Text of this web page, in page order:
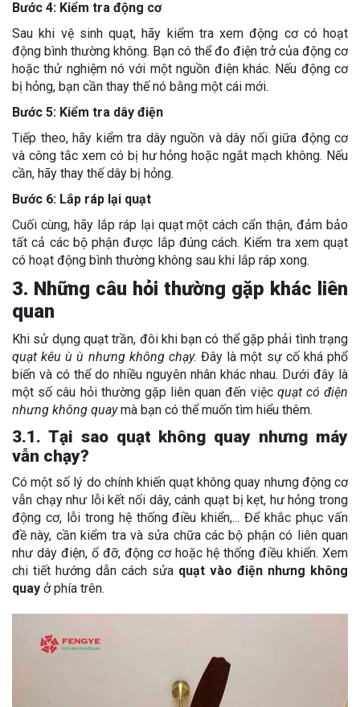
Bước 4: Kiểm tra động cơ
Sau khi vệ sinh quạt, hãy kiểm tra xem động cơ có hoạt
động bình thường không. Bạn có thể đo điện trở của động cơ
hoặc thử nghiệm nó với một nguồn điện khác. Nếu động cơ
bị hỏng, bạn cần thay thế nó bằng một cái mới.
Bước 5: Kiểm tra dây điện
Tiếp theo, hãy kiểm tra dây nguồn và dây nối giữa động cơ
và công tắc xem có bị hư hỏng hoặc ngắt mạch không. Nếu
cần, hãy thay thế dây bị hỏng.
Bước 6: Lắp ráp lại quạt
Cuối cùng, hãy lắp ráp lại quạt một cách cẩn thận, đảm bảo
tất cả các bộ phận được lắp đúng cách. Kiểm tra xem quạt
có hoạt động bình thường không sau khi lắp ráp xong.
3. Những câu hỏi thường gặp khác liên
quan
Khi sử dụng quạt trần, đôi khi bạn có thể gặp phải tình trạng
quạt kêu ù ù nhưng không chạy. Đây là một sự cố khá phổ
biến và có thể do nhiều nguyên nhân khác nhau. Dưới đây là
một số câu hỏi thường gặp liên quan đến việc quạt có điện
nhưng không quaymà bạn có thể muốn tìm hiểu thêm.
3.1. Tại sao quạt không quay nhưng máy
vẫn chạy?
Có một số lý do chính khiến quạt không quay nhưng động cơ
vẫn chạy như lỗi kết nối dây, cánh quạt bị kẹt, hư hỏng trong
động cơ, lỗi trong hệ thống điều khiển,... Để khắc phục vấn
đề này, cần kiểm tra và sửa chữa các bộ phận có liên quan
như dây điện, ổ đỡ, động cơ hoặc hệ thống điều khiển. Xem
chi tiết hướng dẫn cách sửa quạt vào điện nhưng không
quay ở phía trên.